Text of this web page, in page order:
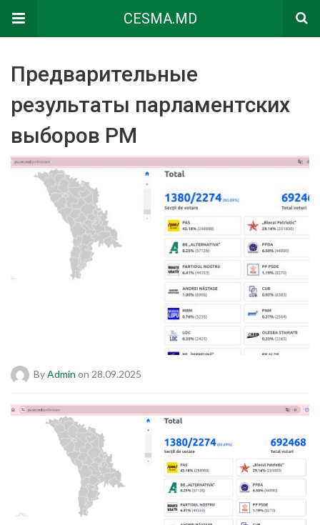
CESMA.MD
Предварительные
результаты парламентских
выборов РМ
By Admin on 28.09.2025